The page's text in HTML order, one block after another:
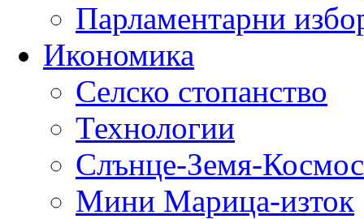
Парламентарни
Икономика
Селско стопанство
Технологии
Слънце-Земя-Космос
Мини Марица-изток